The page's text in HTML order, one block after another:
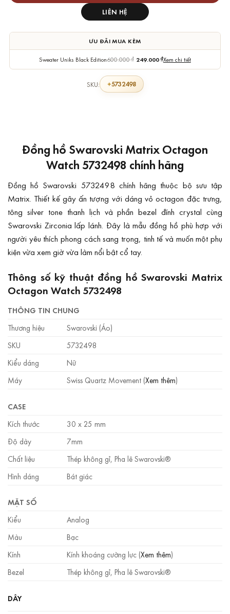
LIÊN HỆ
ƯU ĐÃI MUA KÈM
Sweater Uniks Black Edition600.000₫ 249.000 ₫Xem chi tiết
SKU: 5732498
Đồng hồ Swarovski Matrix Octagon
Watch 5732498 chính hãng
Đồng hồ Swarovski 5732498 chính hãng thuộc bộ sưu tập
Matrix. Thiết kế gây ấn tượng với dáng vỏ octagon đặc trưng,
tông silver tone thanh lịch và phần bezel đính crystal cùng
Swarovski Zirconia lấp lánh. Đây là mẫu đồng hồ phù hợp với
người yêu thích phong cách sang trọng, tinh tế và muốn một phụ
kiện vừa xem giờ vừa làm nổi bật cổ tay.
Thông số kỹ thuật đồng hồ Swarovski Matrix
Octagon Watch 5732498
THÔNG TIN CHUNG
Thương hiệu
Swarovski (Áo)
SKU
5732498
Kiểu dáng
Nữ
Máy
Swiss Quartz Movement (Xem thêm)
CASE
Kích thước
30 x 25 mm
Độ dày
7mm
Chất liệu
Thép không gỉ, Pha lê Swarovski®
Hình dáng
Bát giác
MẶT SỐ
Kiểu
Analog
Màu
Bạc
Kính
Kính khoáng cường lực (Xem thêm)
Bezel
Thép không gỉ, Pha lê Swarovski®
DÂY